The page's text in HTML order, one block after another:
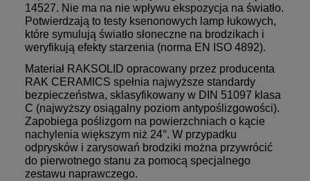
14527. Nie ma na nie wpływu ekspozycja na światło.
Potwierdzają to testy ksenonowych lamp łukowych,
które symulują światło słoneczne na brodzikach i
weryfikują efekty starzenia (norma EN ISO 4892).
Materiał RAKSOLID opracowany przez producenta
RAK CERAMICS spełnia najwyższe standardy
bezpieczeństwa, sklasyfikowany w DIN 51097 klasa
C (najwyższy osiągalny poziom antypoślizgowości).
Zapobiega poślizgom na powierzchniach o kącie
nachylenia większym niż 24°. W przypadku
odprysków i zarysowań brodziki można przywrócić
do pierwotnego stanu za pomocą specjalnego
zestawu naprawczego.